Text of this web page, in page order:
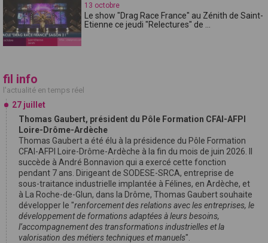
13 octobre
Le show "Drag Race France" au Zénith de Saint-
Etienne ce jeudi "Relectures" de ...
fil info
l'actualité en temps réel
27 juillet
Thomas Gaubert, président du Pôle Formation CFAI-AFPI
Loire-Drôme-Ardèche
Thomas Gaubert a été élu à la présidence du Pôle Formation
CFAI-AFPI Loire-Drôme-Ardèche à la fin du mois de juin 2026. Il
succède à André Bonnavion qui a exercé cette fonction
pendant 7 ans. Dirigeant de SODESE-SRCA, entreprise de
sous-traitance industrielle implantée à Félines, en Ardèche, et
à La Roche-de-Glun, dans la Drôme, Thomas Gaubert souhaite
développer le "renforcement des relations avec les entreprises, le
développement de formations adaptées à leurs besoins,
l’accompagnement des transformations industrielles et la
valorisation des métiers techniques et manuels".